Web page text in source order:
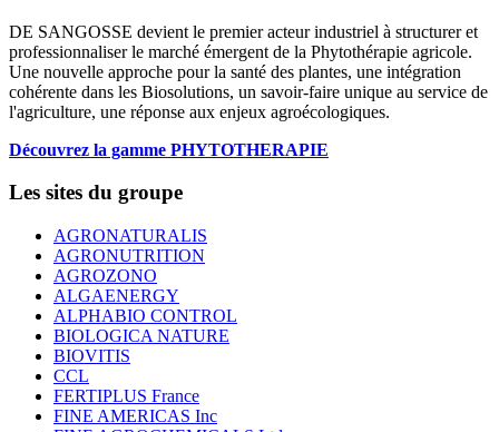
DE SANGOSSE devient le premier acteur industriel à structurer et
professionnaliser le marché émergent de la Phytothérapie agricole.
Une nouvelle approche pour la santé des plantes, une intégration
cohérente dans les Biosolutions, un savoir-faire unique au service de
l'agriculture, une réponse aux enjeux agroécologiques.
Découvrez la gamme PHYTOTHERAPIE
Les sites du groupe
AGRONATURALIS
AGRONUTRITION
AGROZONO
ALGAENERGY
ALPHABIO CONTROL
BIOLOGICA NATURE
BIOVITIS
CCL
FERTIPLUS France
FINE AMERICAS Inc